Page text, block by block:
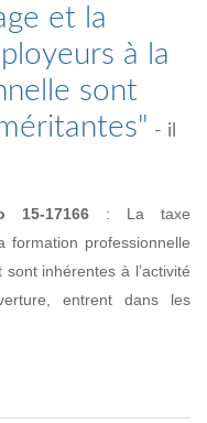
et la
à la
sont
- il
15-17166: La taxe
formation professionnelle
sont inhérentesà l’activité
entrent dans les